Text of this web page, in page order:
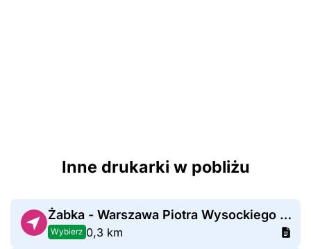
Inne drukarki w pobliżu
Żabka - Warszawa Piotra Wysockiego 10
Wybierz 0,3 km